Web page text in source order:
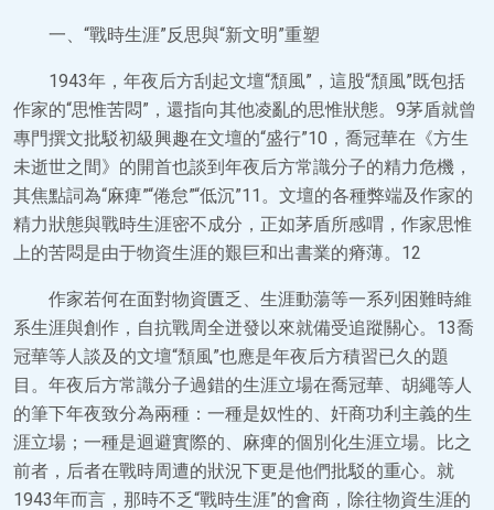
一、“戰時生涯”反思與“新文明”重塑
1943年，年夜后方刮起文壇“頹風”，這股“頹風”既包括
作家的“思惟苦悶”，還指向其他凌亂的思惟狀態。9茅盾就曾
專門撰文批駁初級興趣在文壇的“盛行”10，喬冠華在《方生
未逝世之間》的開首也談到年夜后方常識分子的精力危機，
其焦點詞為“麻痺”“倦怠”“低沉”11。文壇的各種弊端及作家的
精力狀態與戰時生涯密不成分，正如茅盾所感喟，作家思惟
上的苦悶是由于物資生涯的艱巨和出書業的瘠薄。12
作家若何在面對物資匱乏、生涯動蕩等一系列困難時維
系生涯與創作，自抗戰周全迸發以來就備受追蹤關心。13喬
冠華等人談及的文壇“頹風”也應是年夜后方積習已久的題
目。年夜后方常識分子過錯的生涯立場在喬冠華、胡繩等人
的筆下年夜致分為兩種：一種是奴性的、奸商功利主義的生
涯立場；一種是迴避實際的、麻痺的個別化生涯立場。比之
前者，后者在戰時周遭的狀況下更是他們批駁的重心。就
1943年而言，那時不乏“戰時生涯”的會商，除往物資生涯的